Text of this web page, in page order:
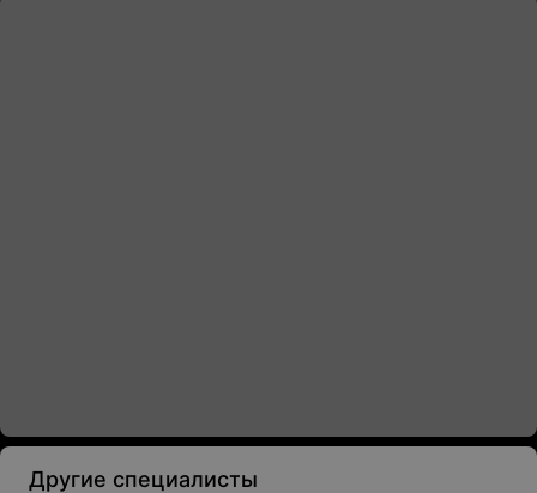
Другие специалисты